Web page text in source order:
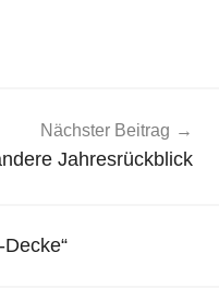
Nächster Beitrag
Jahresrückblick
Decke“